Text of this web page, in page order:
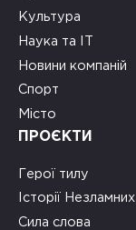
Культура
Наука та ІТ
Новини компаній
Спорт
Місто
ПРОЄКТИ
Герої тилу
Історії Незламних
Сила слова